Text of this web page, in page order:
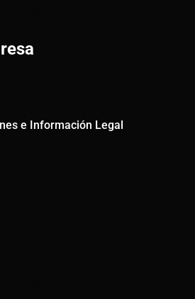
e Información Legal